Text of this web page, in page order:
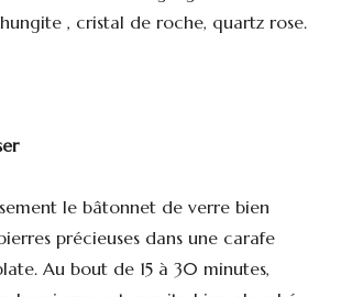
, cristal de roche, quartz rose.
le bâtonnet de verre bien
précieuses dans une carafe
Au bout de 15 à 30 minutes,